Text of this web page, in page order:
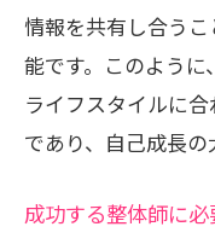
通信講座
効率的な
整体師として
講座の活用法
成功する
情報を共有し合う
能です。このよう
ライフスタイルに
であり、自己成長の
成功する整体師に